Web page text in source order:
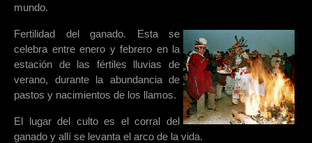
mundo.
Fertilidad del ganado. Esta se
celebra entre enero y febrero en la
estación de las fértiles lluvias de
verano, durante la abundancia de
pastos y nacimientos de los llamos.
El lugar del culto es el corral del
ganado y allí se levanta el arco de la vida.